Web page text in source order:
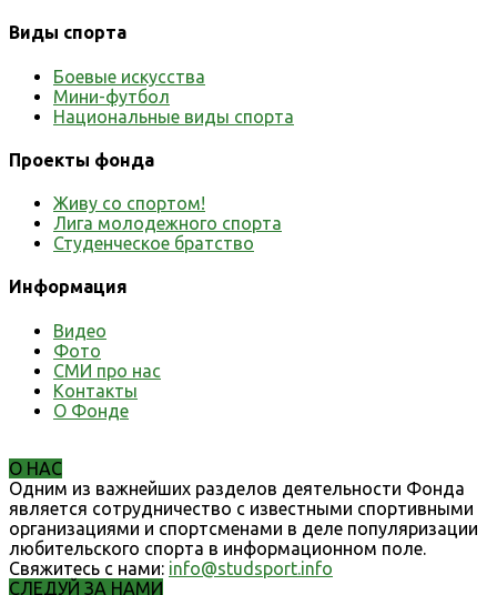
Виды спорта
Боевые искусства
Мини-футбол
Национальные виды спорта
Проекты фонда
Живу со спортом!
Лига молодежного спорта
Студенческое братство
Информация
Видео
Фото
СМИ про нас
Контакты
О Фонде
О НАС
Одним из важнейших разделов деятельности Фонда
является сотрудничество с известными спортивными
организациями и спортсменами в деле популяризации
любительского спорта в информационном поле.
Свяжитесь с нами: info@studsport.info
СЛЕДУЙ ЗА НАМИ